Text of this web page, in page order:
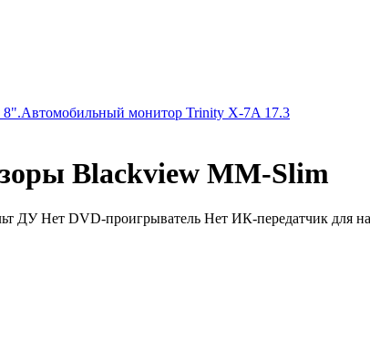
8".Автомобильный монитор Trinity X-7A 17.3
Blackview MM-Slim
ДУ Нет DVD-проигрыватель Нет ИК-передатчик для